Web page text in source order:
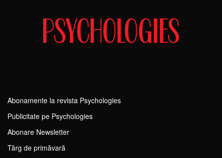
Abonamente la revista Psychologies
Publicitate pe Psychologies
Abonare Newsletter
Tărg de primăvară